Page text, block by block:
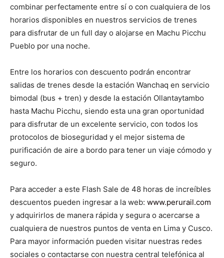
combinar perfectamente entre sí o con cualquiera de los
horarios disponibles en nuestros servicios de trenes
para disfrutar de un full day o alojarse en Machu Picchu
Pueblo por una noche.
Entre los horarios con descuento podrán encontrar
salidas de trenes desde la estación Wanchaq en servicio
bimodal (bus + tren) y desde la estación Ollantaytambo
hasta Machu Picchu, siendo esta una gran oportunidad
para disfrutar de un excelente servicio, con todos los
protocolos de bioseguridad y el mejor sistema de
purificación de aire a bordo para tener un viaje cómodo y
seguro.
Para acceder a este Flash Sale de 48 horas de increíbles
descuentos pueden ingresar a la web: www.perurail.com
y adquirirlos de manera rápida y segura o acercarse a
cualquiera de nuestros puntos de venta en Lima y Cusco.
Para mayor información pueden visitar nuestras redes
sociales o contactarse con nuestra central telefónica al